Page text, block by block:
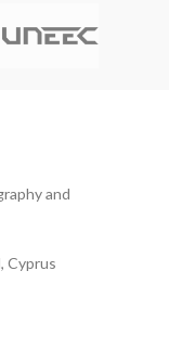
and
Cyprus